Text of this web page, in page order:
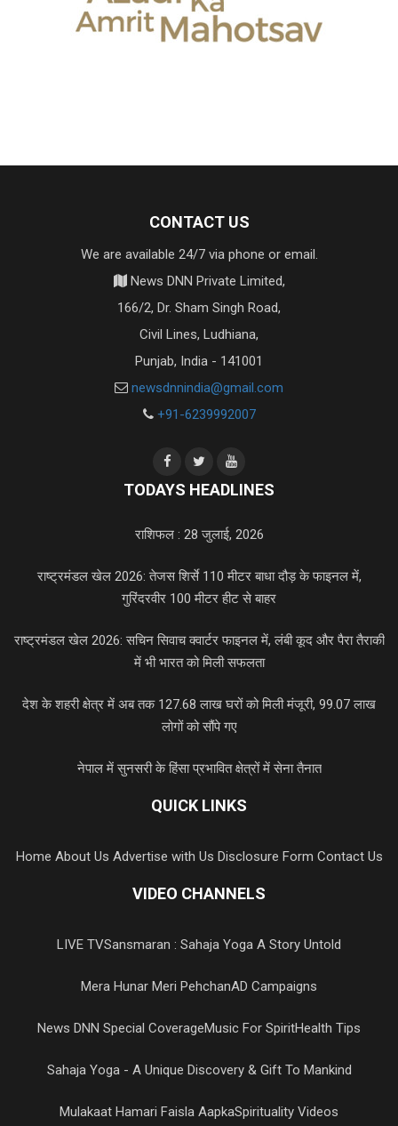
CONTACT US
We are available 24/7 via phone or email.
News DNN Private Limited,
166/2, Dr. Sham Singh Road,
Civil Lines, Ludhiana,
Punjab, India - 141001
newsdnnindia@gmail.com
+91-6239992007
TODAYS HEADLINES
राशिफल : 28 जुलाई, 2026
राष्ट्रमंडल खेल 2026: तेजस शिर्से 110 मीटर बाधा दौड़ के फाइनल में,
गुरिंदरवीर 100 मीटर हीट से बाहर
राष्ट्रमंडल खेल 2026: सचिन सिवाच क्वार्टर फाइनल में, लंबी कूद और पैरा तैराकी
में भी भारत को मिली सफलता
देश के शहरी क्षेत्र में अब तक 127.68 लाख घरों को मिली मंजूरी, 99.07 लाख
लोगों को सौंपे गए
नेपाल में सुनसरी के हिंसा प्रभावित क्षेत्रों में सेना तैनात
QUICK LINKS
Home About Us Advertise with Us Disclosure Form Contact Us
VIDEO CHANNELS
LIVE TVSansmaran : Sahaja Yoga A Story Untold
Mera Hunar Meri PehchanAD Campaigns
News DNN Special CoverageMusic For SpiritHealth Tips
Sahaja Yoga - A Unique Discovery & Gift To Mankind
Mulakaat Hamari Faisla AapkaSpirituality Videos